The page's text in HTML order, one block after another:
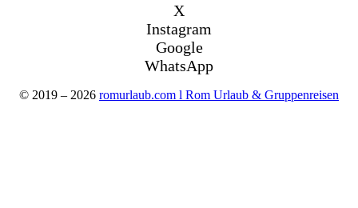
X
Instagram
Google
WhatsApp
© 2019 – 2026 romurlaub.com l Rom Urlaub & Gruppenreisen